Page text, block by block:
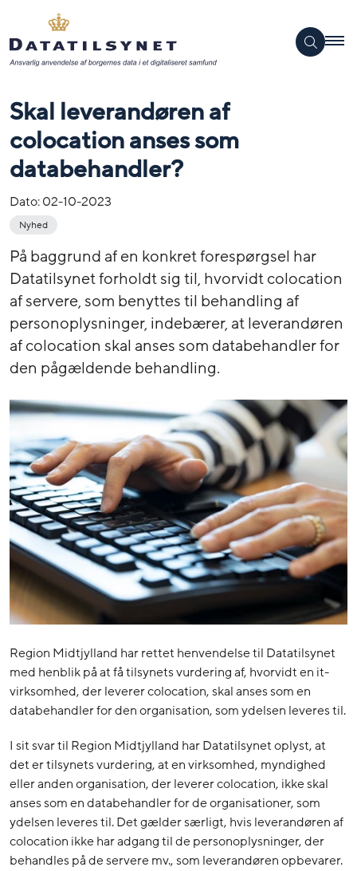
Skal leverandøren af
colocation anses som
databehandler?
Dato:02-10-2023
Nyhed
På baggrund af en konkret forespørgsel har
Datatilsynet forholdt sig til, hvorvidt colocation
af servere, som benyttes til behandling af
personoplysninger, indebærer, at leverandøren
af colocation skal anses som databehandler for
den pågældende behandling.
Region Midtjylland har rettet henvendelse til Datatilsynet
med henblik på at få tilsynets vurdering af, hvorvidt en it-
virksomhed, der leverer colocation, skal anses som en
databehandler for den organisation, som ydelsen leveres til.
I sit svar til Region Midtjylland har Datatilsynet oplyst, at
det er tilsynets vurdering, at en virksomhed, myndighed
eller anden organisation, der leverer colocation, ikke skal
anses som en databehandler for de organisationer, som
ydelsen leveres til. Det gælder særligt, hvis leverandøren af
colocation ikke har adgang til de personoplysninger, der
behandles på de servere mv., som leverandøren opbevarer.